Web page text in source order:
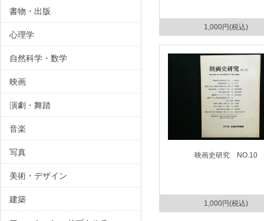
1,000円(税込)
映画史研究 NO.10
1,000円(税込)
書物・出版
心理学
自然科学・数学
映画
演劇・舞踏
音楽
写真
美術・デザイン
建築